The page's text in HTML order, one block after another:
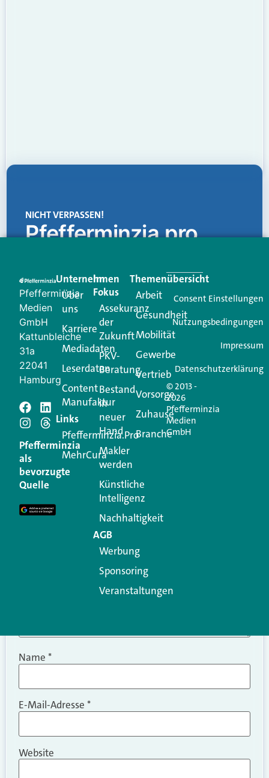
NICHT VERPASSEN!
Pfefferminzia.pro
Creator für Ihre Kundenkommunikation. Alles, was
Ihren Vertriebsalltag leichter macht. Mit nur einem
Login.
Jetzt anmelden
Schreiben Sie einen
Kommentar
Ihre E-Mail-Adresse wird nicht veröffentlicht.
Erforderliche Felder sind mit
Kommentar
Name *
E-Mail-Adresse *
Website
Pfefferminzia
Medien
GmbH
Kattunbleiche
31a
22041
Hamburg
Pfefferminzia
als
bevorzugte
Quelle
Unternehmen
Über
uns
Karriere
Mediadaten
Leserdaten
Content
Manufaktur
Links
Pfefferminzia.Pro
MehrCura
Im
Fokus
Assekuranz
der
Zukunft
PKV-
Beratung
Bestand
in
neuer
Hand
Makler
werden
Künstliche
Intelligenz
Nachhaltigkeit
AGB
Werbung
Sponsoring
Veranstaltungen
Themenübersicht
Arbeit
Gesundheit
Mobilität
Gewerbe
Vertrieb
Vorsorge
Zuhause
Branche
© 2013 -
2026
Pfefferminzia
Medien
GmbH
Consent Einstellungen
Nutzungsbedingungen
Impressum
Datenschutzerklärung